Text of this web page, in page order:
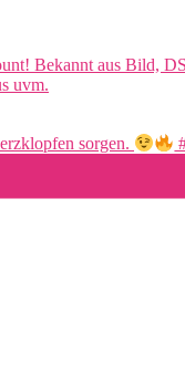
Bekannt aus Bild,
uvm.
sorgen.